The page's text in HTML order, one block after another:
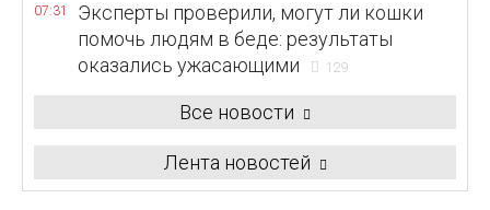
07:31
Эксперты проверили, могут ли кошки
помочь людям в беде: результаты
оказались ужасающими
129
Все новости
Лента новостей